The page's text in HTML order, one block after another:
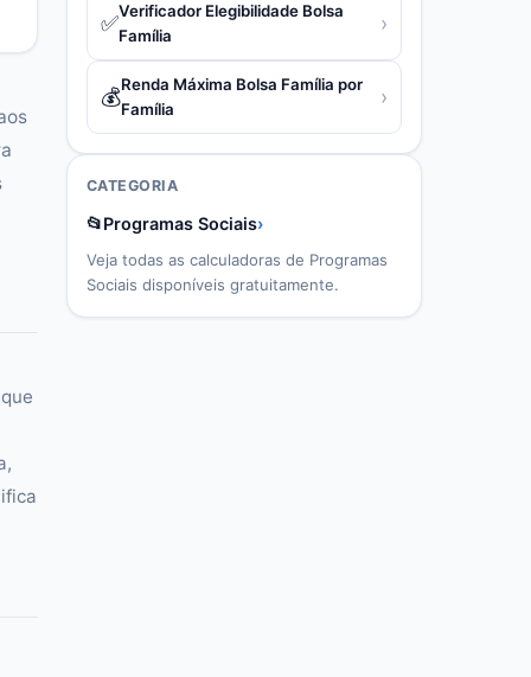
✅Verificador Elegibilidade Bolsa
Família
›
💰Renda Máxima Bolsa Família por
Família
›
CATEGORIA
📂Programas Sociais›
Veja todas as calculadoras de Programas
Sociais disponíveis gratuitamente.